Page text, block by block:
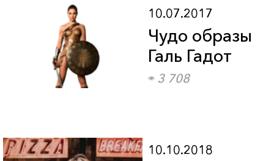
10.07.2017
Чудо образы
Галь Гадот
3 708
10.10.2018